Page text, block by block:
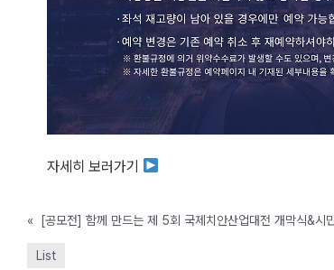
자세히 보러가기
« [공모전] 함께 만드는 제 5회 국제치안산업대전 개막식&시
List